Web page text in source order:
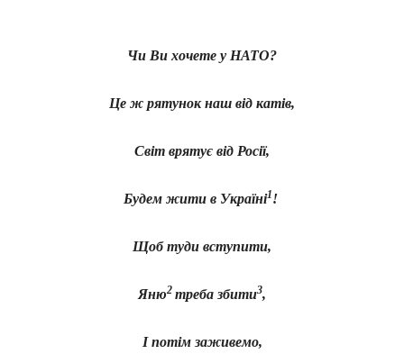
Чи Ви хочете у НАТО?
Це ж рятунок наш від катів,
Світ врятує від Росії,
Будем жити в Україні1!
Щоб туди вступити,
Яню2 треба збити3,
І потім заживемо,